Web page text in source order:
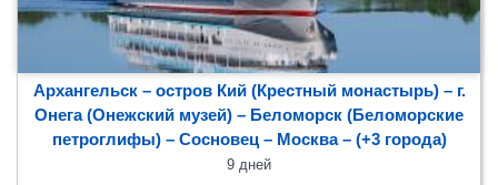
Архангельск – остров Кий (Крестный монастырь) – г.
Онега (Онежский музей) – Беломорск (Беломорские
петроглифы) – Сосновец– Москва– (+3 города)
9 дней